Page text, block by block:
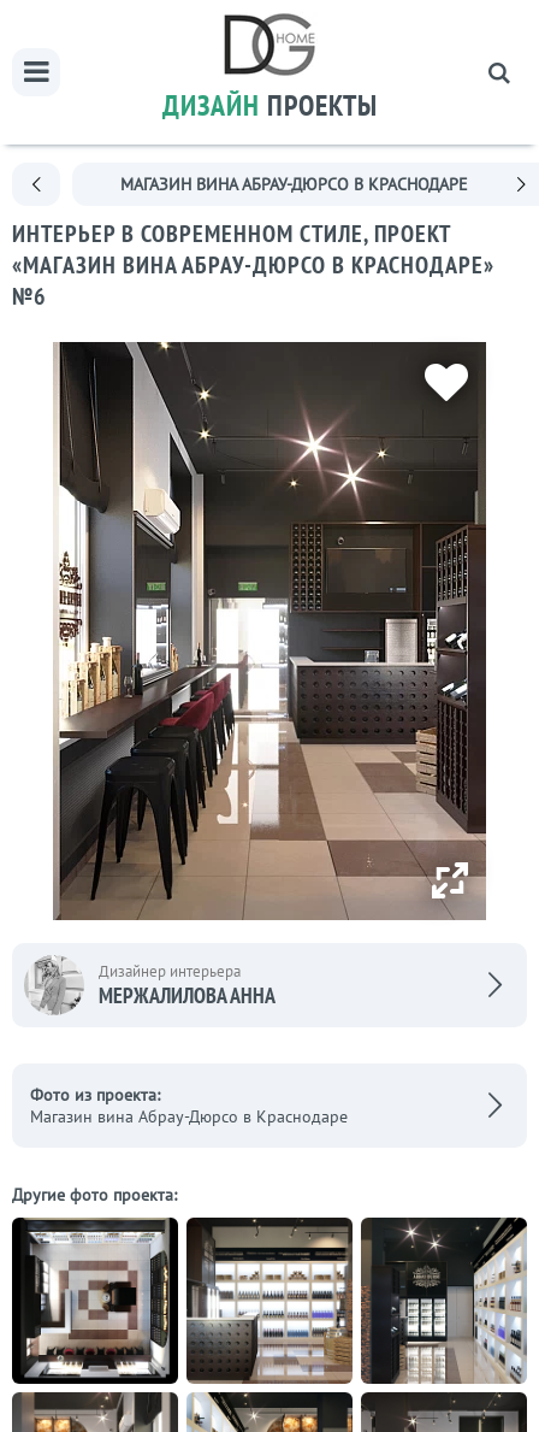
ДИЗАЙН ПРОЕКТЫ
МАГАЗИН ВИНА АБРАУ-ДЮРСО В КРАСНОДАРЕ
ИНТЕРЬЕР В СОВРЕМЕННОМ СТИЛЕ, ПРОЕКТ
«МАГАЗИН ВИНА АБРАУ-ДЮРСО В КРАСНОДАРЕ»
№6
Дизайнер интерьера
МЕРЖАЛИЛОВА АННА
Фото из проекта:
Магазин вина Абрау-Дюрсо в Краснодаре
Другие фото проекта: